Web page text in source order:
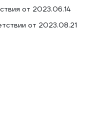
от 2023.06.14
от 2023.08.21